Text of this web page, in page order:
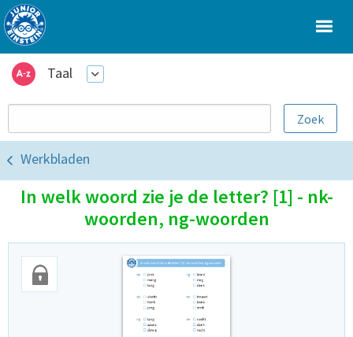
Taal
Werkbladen
In welk woord zie je de letter? [1] - nk-
woorden, ng-woorden